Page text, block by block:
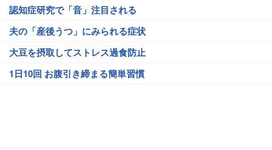
認知症研究で「音」注目される
夫の「産後うつ」にみられる症状
大豆を摂取してストレス過食防止
1日10回 お腹引き締まる簡単習慣